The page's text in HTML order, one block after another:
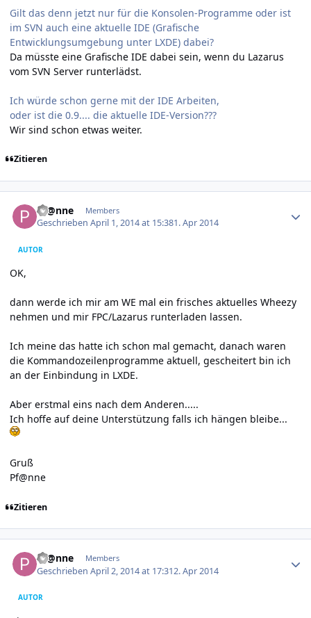
Gilt das denn jetzt nur für die Konsolen-Programme oder ist
im SVN auch eine aktuelle IDE (Grafische
Entwicklungsumgebung unter LXDE) dabei?
Da müsste eine Grafische IDE dabei sein, wenn du Lazarus
vom SVN Server runterlädst.
Ich würde schon gerne mit der IDE Arbeiten,
oder ist die 0.9.... die aktuelle IDE-Version???
Wir sind schon etwas weiter.
Zitieren
Pf@nne Members
GeschriebenApril 1, 2014 at 15:381. Apr 2014
AUTOR
OK,
dann werde ich mir am WE mal ein frisches aktuelles Wheezy
nehmen und mir FPC/Lazarus runterladen lassen.
Ich meine das hatte ich schon mal gemacht, danach waren
die Kommandozeilenprogramme aktuell, gescheitert bin ich
an der Einbindung in LXDE.
Aber erstmal eins nach dem Anderen.....
Ich hoffe auf deine Unterstützung falls ich hängen bleibe...
Gruß
Pf@nne
Zitieren
Pf@nne Members
GeschriebenApril 2, 2014 at 17:312. Apr 2014
AUTOR